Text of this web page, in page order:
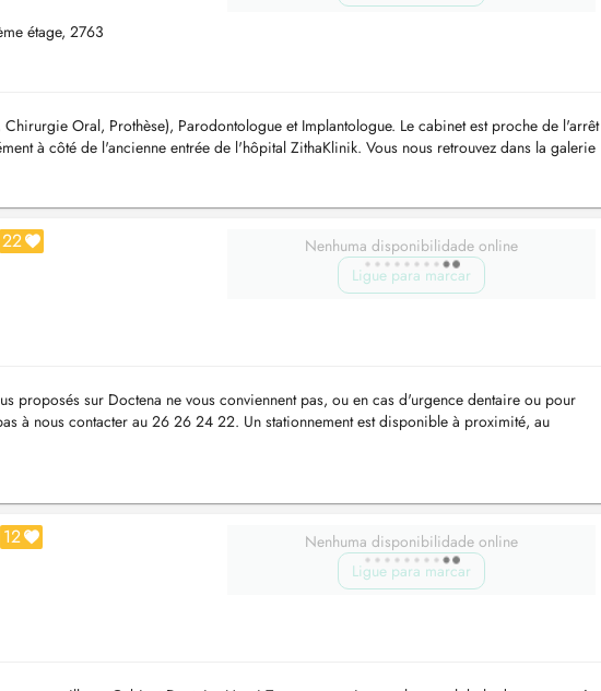
étage, 2763
Oral, Prothèse), Parodontologue et Implantologue. Le cabinet est proche de l'arrêt
à côté de l'ancienne entrée de l'hôpital ZithaKlinik. Vous nous retrouvez dans la galerie
22
Nenhuma disponibilidade online
Ligue para marcar
proposés sur Doctena ne vous conviennent pas, ou en cas d'urgence dentaire ou pour
à nous contacter au 26 26 24 22. Un stationnement est disponible à proximité, au
possibl...
12
Nenhuma disponibilidade online
Ligue para marcar